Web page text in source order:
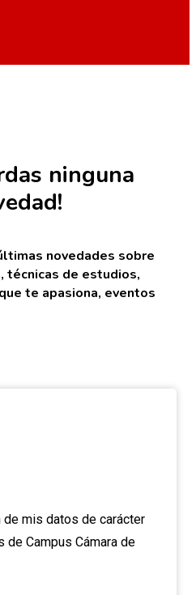
ninguna
novedades sobre
técnicas de estudios,
te apasiona, eventos
de mis datos de carácter
Campus Cámara de